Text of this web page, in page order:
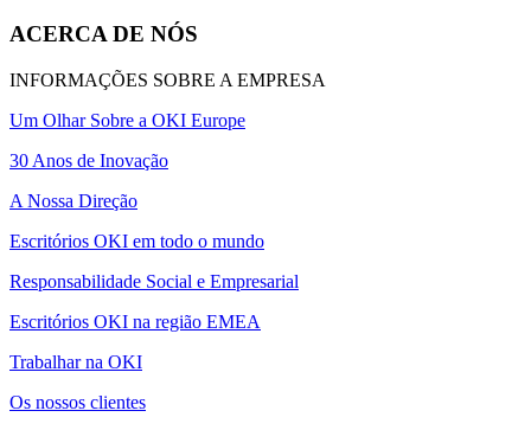
ACERCA DE NÓS
INFORMAÇÕES SOBRE A EMPRESA
Um Olhar Sobre a OKI Europe
30 Anos de Inovação
A Nossa Direção
Escritórios OKI em todo o mundo
Responsabilidade Social e Empresarial
Escritórios OKI na região EMEA
Trabalhar na OKI
Os nossos clientes